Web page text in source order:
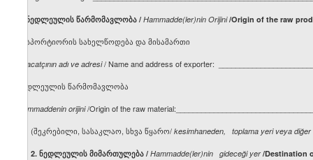
ნედლეულის წარმომავლობა / Hammadde(ler)nin Orijini /Origin of the raw
ექსპორტიორის სახელწოდება და მისამართი
İhracatçının adı ve adresi/ Name and address of exporter:
ნედლეულის წარმომავლობა
Hammaddenin orijini/Origin of the raw
(შეკრებილი, სასაკლაო, სხვა წყარო/kesimhaneden, toplama yeri veya diğer
2. ნედლეულის მიმართულება/ Hammadde(ler)nin gideceği yer/Destination